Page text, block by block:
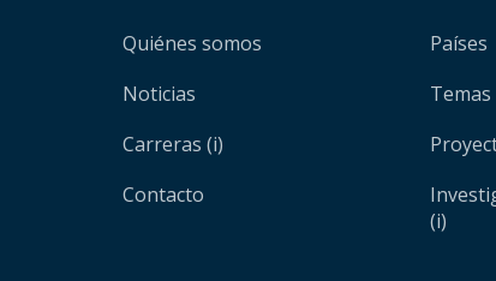
Quiénes somos
Noticias
Carreras (i)
Contacto
Países
Temas
(i)